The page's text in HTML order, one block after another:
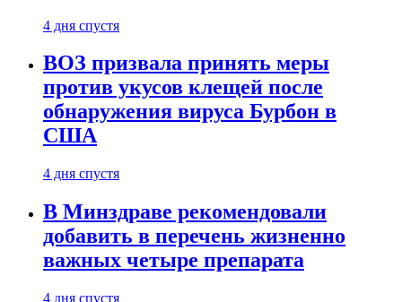
4 дня спустя
ВОЗ призвала принять меры
против укусов клещей после
обнаружения вируса Бурбон в
США
4 дня спустя
В Минздраве рекомендовали
добавить в перечень жизненно
важных четыре препарата
4 дня спустя